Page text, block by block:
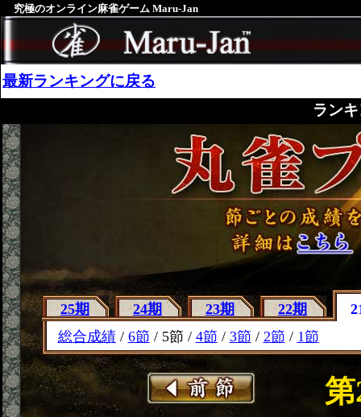
究極のオンライン麻雀ゲーム Maru-Jan
最新ランキングに戻る
ラン
25期 24期 23期 22期
総合成績/ 6節 / 5節 / 4節 / 3節 / 2節 / 1節
第